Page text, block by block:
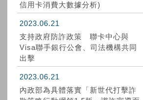
信用卡消費大數據分析)
2023.06.21
支持政府防詐政策 聯卡中心與
Visa聯手銀行公會、司法機構共同
出擊
2023.06.21
內政部為具體落實「新世代打擊詐